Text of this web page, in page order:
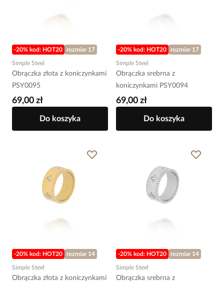
-20% kod: HOT20 rozmiar 17
Simple Steel
Obrączka złota z koniczynkami
PSY0095
69,00 zł
Do koszyka
-20% kod: HOT20 rozmiar 17
Simple Steel
Obrączka srebrna z
koniczynkami PSY0094
69,00 zł
Do koszyka
-20% kod: HOT20 rozmiar 14
Simple Steel
Obrączka złota z koniczynkami
-20% kod: HOT20 rozmiar 14
Simple Steel
Obrączka srebrna z